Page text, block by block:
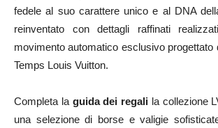
fedele al suo carattere unico e al DNA
reinventato con dettagli raffinati
movimento automatico esclusivo progettato
Temps Louis Vuitton.
Completa la guida dei regali la collezione
una selezione di borse e valigie